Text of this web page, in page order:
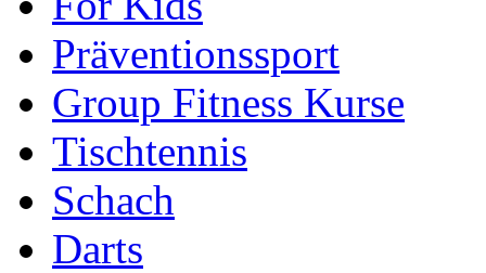
Präventionssport
Group Fitness Kurse
Tischtennis
Schach
Darts